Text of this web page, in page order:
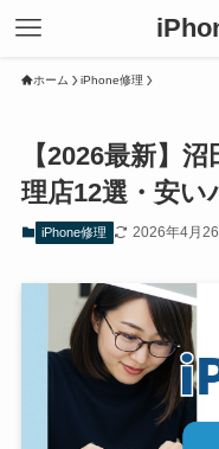
ホーム iPhone修理
【2026最新】
理店12選・安い
iPhone修理 2026年4月26